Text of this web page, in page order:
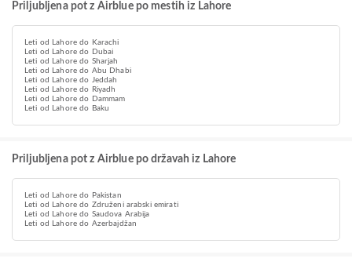
Priljubljena pot z Airblue po mestih iz Lahore
Leti od Lahore do Karachi
Leti od Lahore do Dubai
Leti od Lahore do Sharjah
Leti od Lahore do Abu Dhabi
Leti od Lahore do Jeddah
Leti od Lahore do Riyadh
Leti od Lahore do Dammam
Leti od Lahore do Baku
Priljubljena pot z Airblue po državah iz Lahore
Leti od Lahore do Pakistan
Leti od Lahore do Združeni arabski emirati
Leti od Lahore do Saudova Arabija
Leti od Lahore do Azerbajdžan